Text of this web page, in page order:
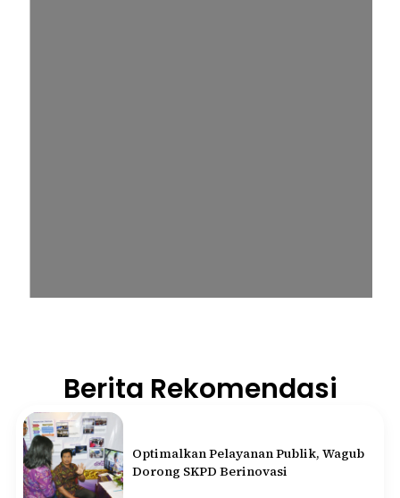
Berita Rekomendasi
Optimalkan Pelayanan Publik, Wagub
Dorong SKPD Berinovasi